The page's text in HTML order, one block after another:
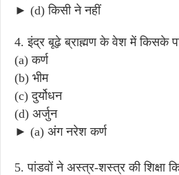
► (d) किसी ने नहीं
4. इंद्र बूढ़े ब्राह्मण के वेश में किसके
(a) कर्ण
(b) भीम
(c) दुर्योधन
(d) अर्जुन
► (a) अंग नरेश कर्ण
5. पांडवों ने अस्त्र-शस्त्र की शिक्षा